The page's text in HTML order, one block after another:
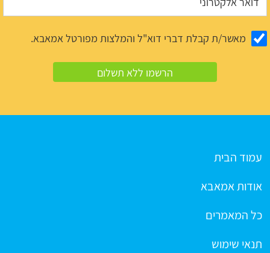
מאשר/ת קבלת דברי דוא"ל והמלצות מפורטל אמאבא.
עמוד הבית
אודות אמאבא
כל המאמרים
תנאי שימוש